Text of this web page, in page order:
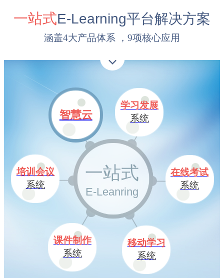
一站式E-Learning平台解决方案
涵盖4大产品体系 ，9项核心应用
一站式
E-Leanring
智慧云
学习发展
系统
在线考试
系统
移动学习
系统
课件制作
系统
培训会议
系统